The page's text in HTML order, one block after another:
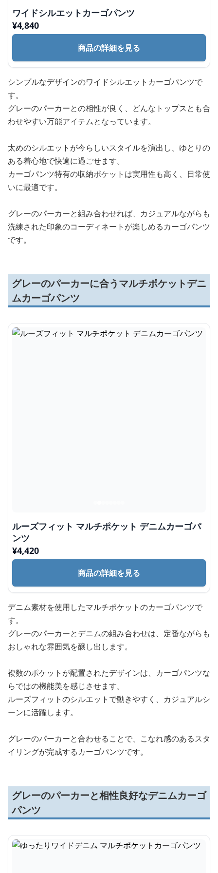
ワイドシルエットカーゴパンツ
¥4,840
商品の詳細を見る
シンプルなデザインのワイドシルエットカーゴパンツで
す。
グレーのパーカーとの相性が良く、どんなトップスとも合
わせやすい万能アイテムとなっています。
太めのシルエットが今らしいスタイルを演出し、ゆとりの
ある着心地で快適に過ごせます。
カーゴパンツ特有の収納ポケットは実用性も高く、日常使
いに最適です。
グレーのパーカーと組み合わせれば、カジュアルながらも
洗練された印象のコーディネートが楽しめるカーゴパンツ
です。
グレーのパーカーに合うマルチポケットデニ
ムカーゴパンツ
ルーズフィット マルチポケット デニムカーゴパ
ンツ
¥4,420
商品の詳細を見る
デニム素材を使用したマルチポケットのカーゴパンツで
す。
グレーのパーカーとデニムの組み合わせは、定番ながらも
おしゃれな雰囲気を醸し出します。
複数のポケットが配置されたデザインは、カーゴパンツな
らではの機能美を感じさせます。
ルーズフィットのシルエットで動きやすく、カジュアルシ
ーンに活躍します。
グレーのパーカーと合わせることで、こなれ感のあるスタ
イリングが完成するカーゴパンツです。
グレーのパーカーと相性良好なデニムカーゴ
パンツ